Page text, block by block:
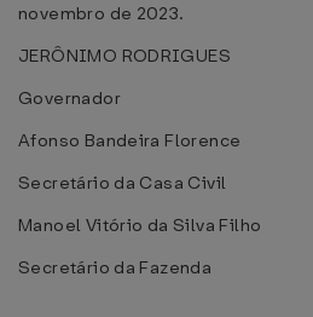
novembro de 2023.
JERÔNIMO RODRIGUES
Governador
Afonso Bandeira Florence
Secretário da Casa Civil
Manoel Vitório da Silva Filho
Secretário da Fazenda